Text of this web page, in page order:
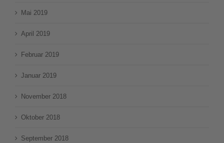
Mai 2019
April 2019
Februar 2019
Januar 2019
November 2018
Oktober 2018
September 2018